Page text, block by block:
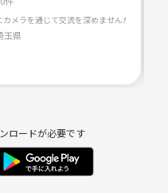
玉県
ロードが必要です